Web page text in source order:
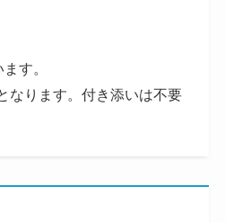
す。
なります。付き添いは不要